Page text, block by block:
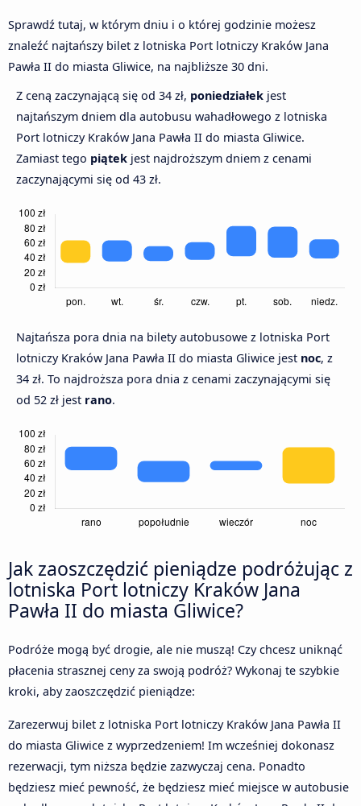
Sprawdź tutaj, w którym dniu i o której godzinie możesz
znaleźć najtańszy bilet z lotniska Port lotniczy Kraków Jana
Pawła II do miasta Gliwice, na najbliższe 30 dni.
Z ceną zaczynającą się od 34 zł, poniedziałek jest
najtańszym dniem dla autobusu wahadłowego z lotniska
Port lotniczy Kraków Jana Pawła II do miasta Gliwice.
Zamiast tego piątek jest najdroższym dniem z cenami
zaczynającymi się od 43 zł.
Najtańsza pora dnia na bilety autobusowe z lotniska Port
lotniczy Kraków Jana Pawła II do miasta Gliwice jest noc, z
34 zł. To najdroższa pora dnia z cenami zaczynającymi się
od 52 zł jest rano.
Jak zaoszczędzić pieniądze podróżując z
lotniska Port lotniczy Kraków Jana
Pawła II do miasta Gliwice?
Podróże mogą być drogie, ale nie muszą! Czy chcesz uniknąć
płacenia strasznej ceny za swoją podróż? Wykonaj te szybkie
kroki, aby zaoszczędzić pieniądze:
Zarezerwuj bilet z lotniska Port lotniczy Kraków Jana Pawła II
do miasta Gliwice z wyprzedzeniem! Im wcześniej dokonasz
rezerwacji, tym niższa będzie zazwyczaj cena. Ponadto
będziesz mieć pewność, że będziesz mieć miejsce w autobusie